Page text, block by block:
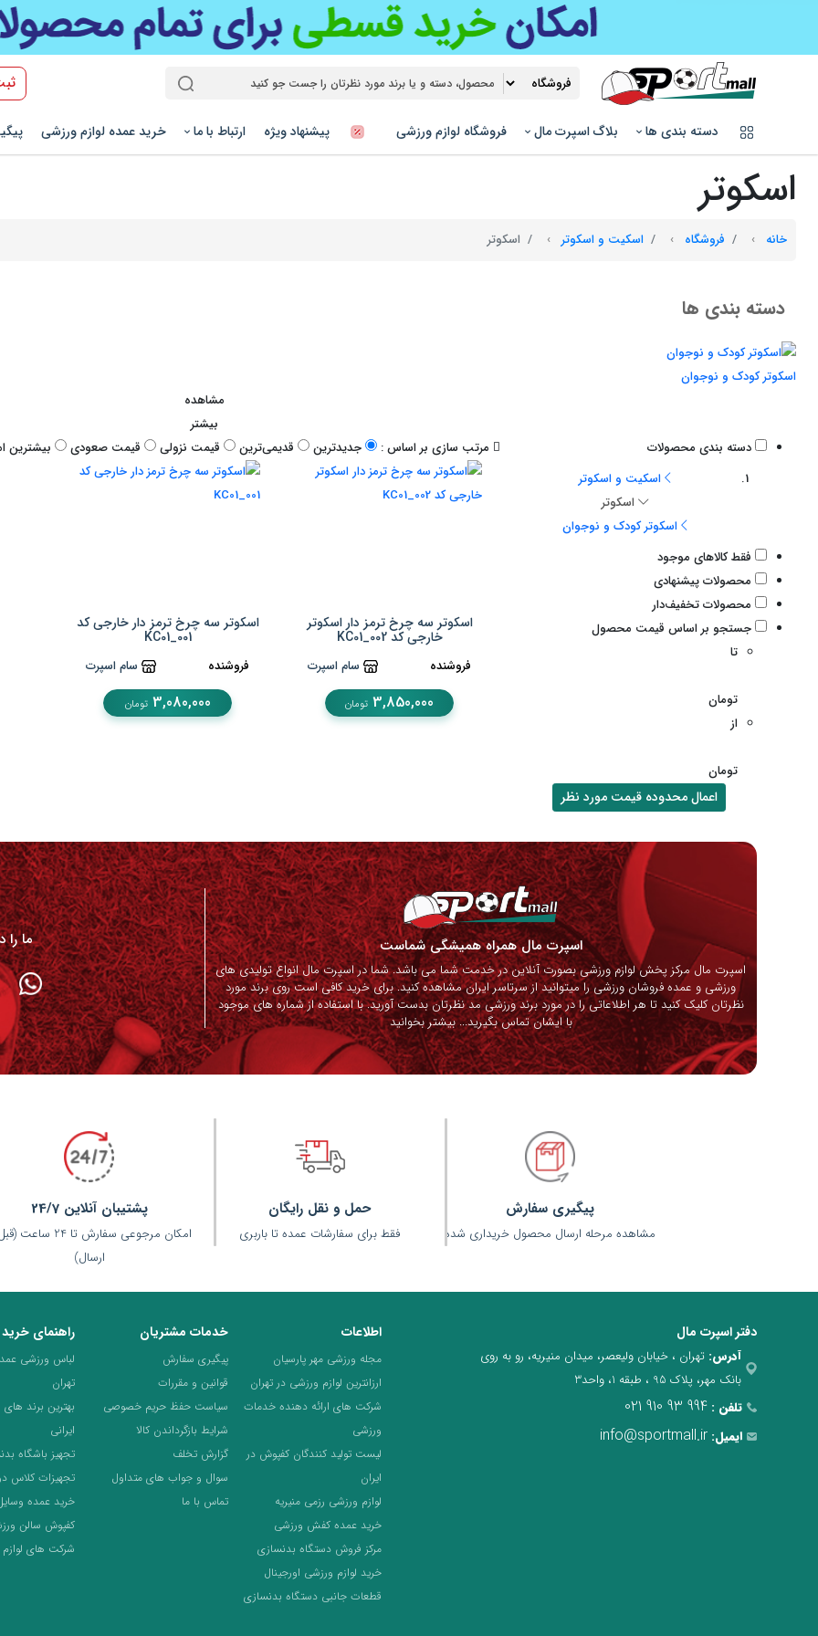
دسته بندی ها بلاگ اسپرت مال فروشگاه لوازم ورزشی پیشنهاد ویژه ارتباط با ما خرید عمده لوازم ورزشی
اسکوتر
خانه فروشگاه اسکیت و اسکوتر اسکوتر
دسته بندی ها
اسکوتر کودک و نوجوان
مشاهده
بیشتر
دسته بندی محصولات
اسکیت و اسکوتر
اسکوتر
اسکوتر کودک و نوجوان
فقط کالاهای موجود
محصولات پیشنهادی
محصولات تخفیف‌دار
جستجو بر اساس قیمت محصول
تا
تومان
از
تومان
اعمال محدوده قیمت مورد نظر
مرتب سازی بر اساس : جدیدترین قدیمی‌ترین قيمت نزولی قيمت صعودی بیشترین
اسکوتر سه چرخ ترمز دار اسکوتر
خارجی کد KC01_002
فروشنده سام اسپرت
3,850,000 تومان
اسکوتر سه چرخ ترمز دار خارجی کد
KC01_001
فروشنده سام اسپرت
3,080,000 تومان
اسپرت مال همراه همیشگی شماست
اسپرت مال مرکز پخش لوازم ورزشی بصورت آنلاین در خدمت شما می باشد. شما در اسپرت مال انواع تولیدی های
ورزشی و عمده فروشان ورزشی را میتوانید از سرتاسر ایران مشاهده کنید. برای خرید کافی است روی برند مورد
نظرتان کلیک کنید تا هر اطلاعاتی را در مورد برند ورزشی مد نظرتان بدست آورید. با استفاده از شماره های موجود
با ایشان تماس بگیرید...بیشتر بخوانید
ما
پیگیری سفارش
مشاهده مرحله ارسال محصول خریداری شده
حمل و نقل رایگان
فقط برای سفارشات عمده تا باربری
پشتیبان آنلاین 24/7
امکان مرجوعی سفارش تا 24
ارسال)
دفتر اسپرت مال
آدرس: تهران ، خیابان ولیعصر، میدان منیریه، رو به روی
بانک مهر، پلاک 95 ، طبقه 1، واحد3
تلفن : 021 910 93 994
ایمیل: info@sportmall.ir
اطلاعات
مجله ورزشی مهر پارسیان
ارزانترین لوازم ورزشی در تهران
شرکت های ارائه دهنده خدمات
ورزشی
لیست تولید کنندگان کفپوش در
ایران
لوازم ورزشی رزمی منیریه
خرید عمده کفش ورزشی
مرکز فروش دستگاه بدنسازی
خرید لوازم ورزشی اورجینال
قطعات جانبی دستگاه بدنسازی
خدمات مشتریان
پیگیری سفارش
قوانین و مقررات
سیاست حفظ حریم خصوصی
شرایط بازگرداندن کالا
گزارش تخلف
سوال و جواب های متداول
تماس با ما
راهنمای خرید
لباس ورزشی
تهران
بهترین برند
ایرانی
تجهیز باشگاه
تجهیزات کلاس
خرید عمده
کفپوش سالن
شرکت های